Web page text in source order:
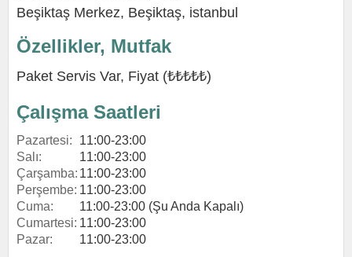
Beşiktaş Merkez, Beşiktaş, istanbul
Özellikler, Mutfak
Paket Servis Var, Fiyat (₺₺₺₺₺)
Çalışma Saatleri
Pazartesi:
11:00-23:00
Salı:
11:00-23:00
Çarşamba: 11:00-23:00
Perşembe: 11:00-23:00
Cuma:
11:00-23:00 (Şu Anda Kapalı)
Cumartesi: 11:00-23:00
Pazar:
11:00-23:00